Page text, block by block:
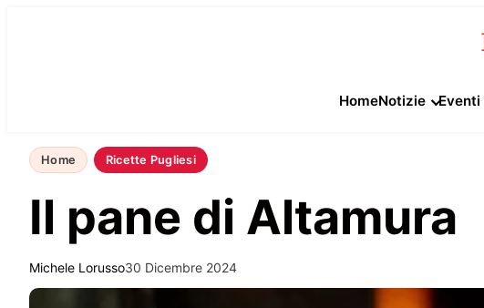
HomeNotizie Eventi
Home Ricette Pugliesi
Il pane di Altamura
Michele Lorusso30 Dicembre 2024